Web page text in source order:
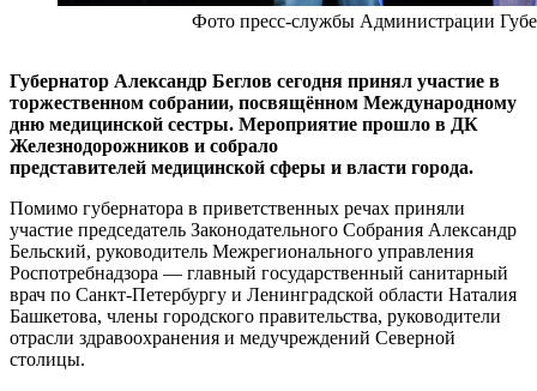
Фото пресс-службы Администрации
Губернатор Александр Беглов сегодня принял участие в
торжественном собрании, посвящённом Международному
дню медицинской сестры. Мероприятие прошло в ДК
Железнодорожников и собрало
представителей медицинской сферы и власти города.
Помимо губернатора в приветственных речах приняли
участие председатель Законодательного Собрания Александр
Бельский, руководитель Межрегионального управления
Роспотребнадзора — главный государственный санитарный
врач по Санкт‑Петербургу и Ленинградской области Наталия
Башкетова, члены городского правительства, руководители
отрасли здравоохранения и медучреждений Северной
столицы.